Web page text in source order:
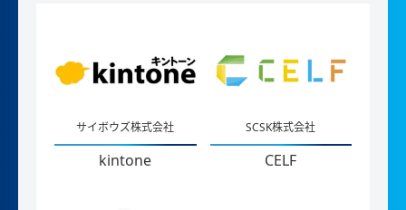
サイボウズ株式会社
kintone
SCSK株式会社
CELF